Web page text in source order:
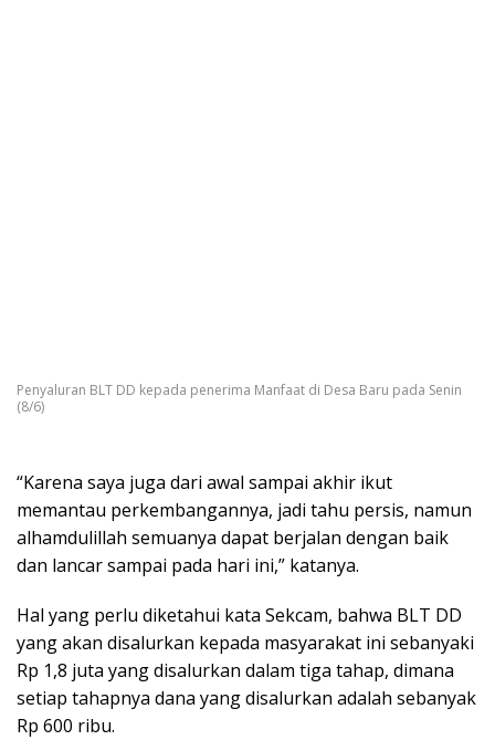
Penyaluran BLT DD kepada penerima Manfaat di Desa Baru pada Senin
(8/6)
“Karena saya juga dari awal sampai akhir ikut
memantau perkembangannya, jadi tahu persis, namun
alhamdulillah semuanya dapat berjalan dengan baik
dan lancar sampai pada hari ini,” katanya.
Hal yang perlu diketahui kata Sekcam, bahwa BLT DD
yang akan disalurkan kepada masyarakat ini sebanyaki
Rp 1,8 juta yang disalurkan dalam tiga tahap, dimana
setiap tahapnya dana yang disalurkan adalah sebanyak
Rp 600 ribu.